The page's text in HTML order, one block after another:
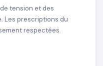
tension et des
Les prescriptions du
respectées.